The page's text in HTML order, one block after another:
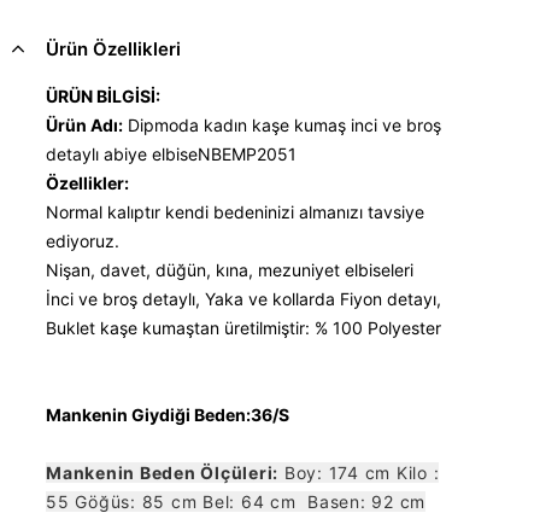
Ürün Özellikleri
ÜRÜN BİLGİSİ:
Ürün Adı: Dipmoda kadın kaşe kumaş inci ve broş
detaylı abiye elbiseNBEMP2051
Özellikler:
Normal kalıptır kendi bedeninizi almanızı tavsiye
ediyoruz.
Nişan, davet, düğün, kına, mezuniyet elbiseleri
İnci ve broş detaylı, Yaka ve kollarda Fiyon detayı,
Buklet kaşe kumaştan üretilmiştir: % 100 Polyester
Mankenin Giydiği Beden:36/S
Mankenin Beden Ölçüleri: Boy: 174 cm Kilo :
55 Göğüs: 85 cm Bel: 64 cm Basen: 92 cm